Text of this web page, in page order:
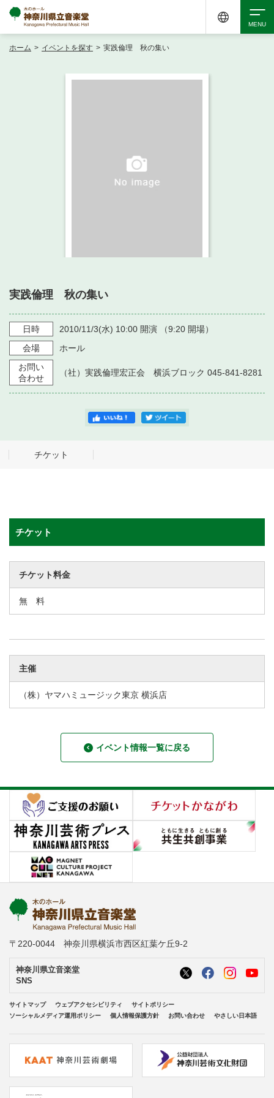
・ よくある質問
・ 施設を借りる
・ 空き状況
・ 抽選対象日
・ 利用料金
音楽堂について
・ 音楽堂のご案内
・ フロアマップ
・ 芸術参与
神奈川県立音楽堂
SNS
ホーム > イベントを探す > 実践倫理 秋の集い
実践倫理 秋の集い
日時 2010/11/3(水) 10:00 開演 （9:20 開場）
会場
ホール
お問い
合わせ
（社）実践倫理宏正会 横浜ブロック 045-841-8281
チケット
チケット
チケット料金
無 料
主催
（株）ヤマハミュージック東京 横浜店
イベント情報一覧に戻る
〒220-0044 神奈川県横浜市西区紅葉ケ丘9-2
神奈川県立音楽堂
SNS
サイトマップ ウェブアクセシビリティ
サイトポリシー
ソーシャルメディア運用ポリシー
個人情報保護方針 お問い合わせ やさしい日本語